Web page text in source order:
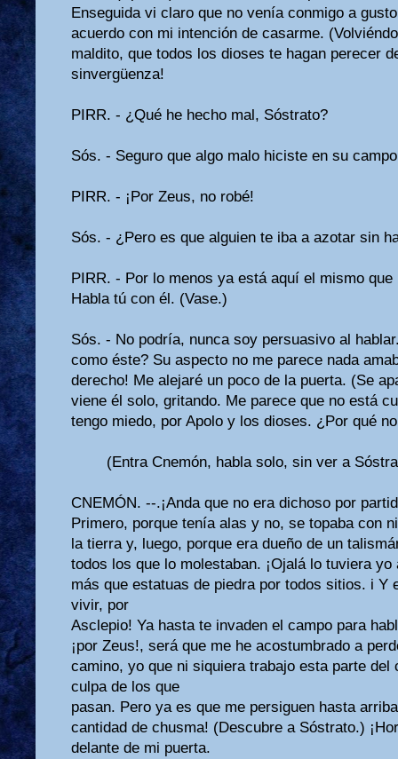
Enseguida vi claro que no venía conmi­go a
acuerdo con mi inten­ción de casarme.
mal­dito, que todos los dioses te hagan perecer
sinvergüenza!
PIRR. - ¿Qué he hecho mal, Sóstrato?
Sós. - Seguro que algo malo hiciste en su
PIRR. - ¡Por Zeus, no robé!
Sós. - ¿Pero es que alguien te iba a azotar sin
PIRR. - Por lo menos ya está aquí el mismo
Habla tú con él. (Vase.)
Sós. - No podría, nunca soy persuasivo al
como éste? Su aspecto no me parece nada
derecho! Me alejaré un poco de la puerta. (Se
viene él solo, gritando. Me parece que no está
tengo miedo, por Apolo y los dioses. ¿Por qué
(Entra Cnemón, habla solo, sin ver a
CNEMÓN. --.¡Anda que no era dichoso por
Primero, porque tenía alas y no, se topaba con
la tierra y, lue­go, porque era dueño de un
todos los que lo molestaban. ¡Ojalá lo tuviera
más que estatuas de piedra por todos sitios. i Y
vivir, por
Asclepio! Ya hasta te invaden el campo para
¡por Zeus!, será que me he acostumbrado a
camino, yo que ni siquiera trabajo esta parte del
culpa de los que
pasan. Pero ya es que me persiguen hasta
cantidad de chusma! (Descubre a Sóstra­to.)
delante de mi puerta.